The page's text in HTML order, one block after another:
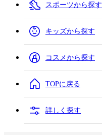
スポーツから探す
キッズから探す
コスメから探す
TOPに戻る
詳しく探す